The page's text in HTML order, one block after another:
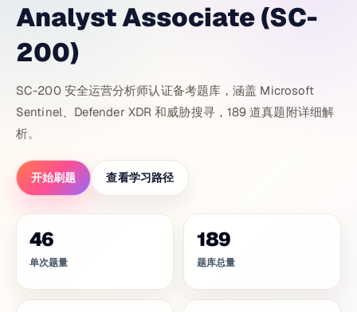
Analyst Associate (SC-
200)
SC-200 安全运营分析师认证备考题库，涵盖 Microsoft
Sentinel、Defender XDR 和威胁搜寻，189 道真题附详细解
析。
开始刷题 查看学习路径
46
单次题量
189
题库总量